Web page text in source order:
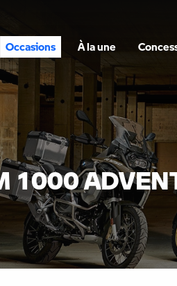
Occasions À la une
1000